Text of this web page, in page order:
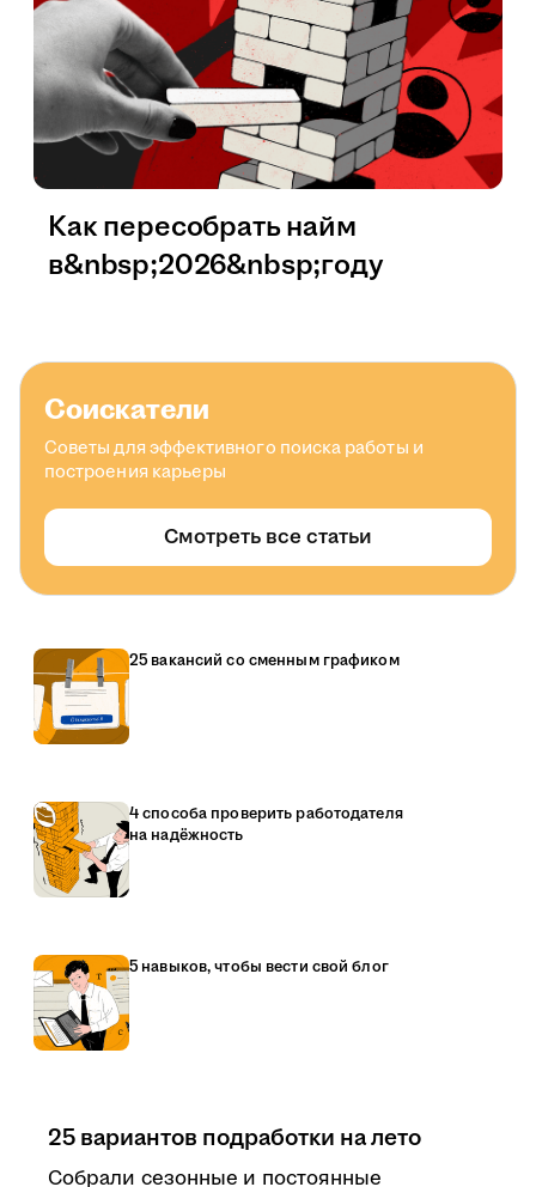
Как пересобрать найм
в&nbsp;2026&nbsp;году
Соискатели
Советы для эффективного поиска работы и
построения карьеры
Смотреть все статьи
25 вакансий со сменным графиком
4 способа проверить работодателя
на надёжность
5 навыков, чтобы вести свой блог
25 вариантов подработки на лето
Собрали сезонные и постоянные